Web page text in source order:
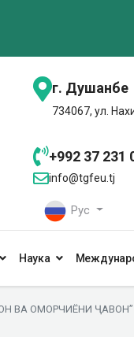
г. Душанбе
734067, ул.
+992 37 231
info@tgfeu.tj
Рус
Наука
ВА ОМОРЧИЁНИ ҶАВОН”